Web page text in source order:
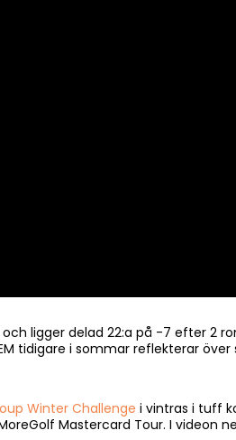
ligger delad 22:a på -7 efter 2
tidigare i sommar reflekterar över
Winter Challenge i vintras i tuff
Mastercard Tour. I videon